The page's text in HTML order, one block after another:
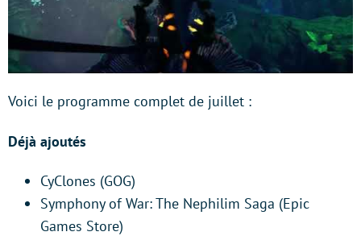
Voici le programme complet de juillet :
Déjà ajoutés
CyClones (GOG)
Symphony of War: The Nephilim Saga (Epic
Games Store)